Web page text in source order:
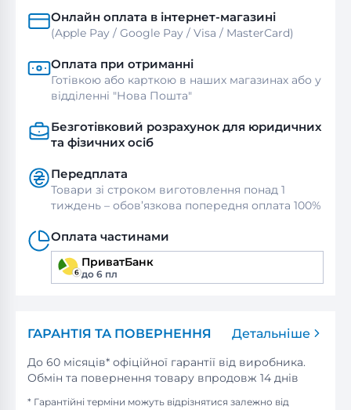
Онлайн оплата в інтернет-магазині
(Apple Pay / Google Pay / Visa / MasterСard)
Оплата при отриманні
Готівкою або карткою в наших магазинах або у
відділенні "Нова Пошта"
Безготівковий розрахунок для юридичних
та фізичних осіб
Передплата
Товари зі строком виготовлення понад 1
тиждень – обов’язкова попередня оплата 100%
Оплата частинами
ПриватБанк
до 6 пл
ГАРАНТІЯ ТА ПОВЕРНЕННЯ Детальніше
До 60 місяців* офіційної гарантії від виробника.
Обмін та повернення товару впродовж 14 днів
* Гарантійні терміни можуть відрізнятися залежно від